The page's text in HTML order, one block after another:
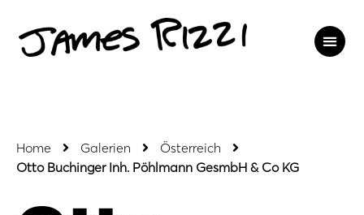
Home Galerien
Österreich
Otto Buchinger Inh. Pöhlmann GesmbH & Co KG